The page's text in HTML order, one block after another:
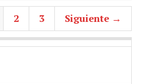
2 3 Siguiente →